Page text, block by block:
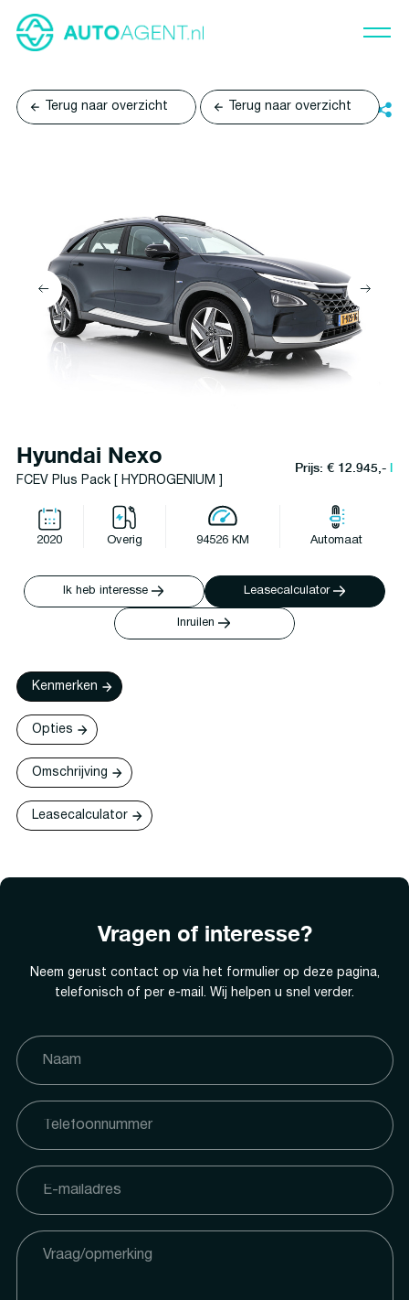
Terug naar overzicht Terug naar overzicht
Hyundai Nexo
FCEV Plus Pack [ HYDROGENIUM ]
Prijs: € 12.945,-l
2020 Overig 94526 KM Automaat
Ik heb interesse Leasecalculator
Inruilen
Kenmerken
Opties
Omschrijving
Leasecalculator
Vragen of interesse?
Neem gerust contact op via het formulier op deze pagina,
telefonisch of per e-mail. Wij helpen u snel verder.